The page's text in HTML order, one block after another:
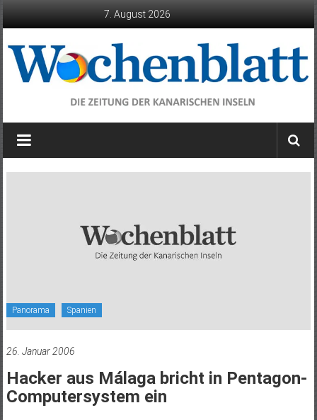
7. August 2026
Wochenblatt
die
Panorama Spanien
26. Januar 2006
Hacker aus Málaga bricht in Pentagon-
Computersystem ein